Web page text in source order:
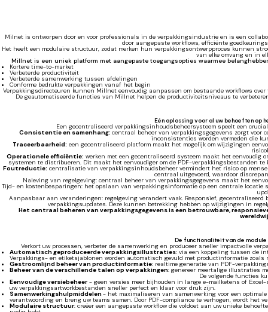
Milnet is ontworpen door en voor professionals in de verpakkingsindustrie en is een
door aangepaste workflows, efficiënte
Het heeft een modulaire structuur, zodat merken hun verpakkingsontwerpproces kunnen
van elke omvang en in
Millnet is een uniek platform met aangepaste toegangsopties waarmee
Kortere time-to-market
Verbeterde productiviteit
Verbeterde samenwerking tussen afdelingen
Conforme bedrukte verpakkingen vanaf het begin
Verpakkingsdirecteuren kunnen Millnet eenvoudig aanpassen om bestaande workflows
De geautomatiseerde functies van Millnet helpen de productiviteitsniveaus te
Eén oplossing voor al uw behoeften op
Een gecentraliseerd verpakkingsinhoudsbeheersysteem speelt een
Consistentie en samenhang: centraal beheer van verpakkingsgegevens zorgt voor
inconsistenties worden vermeden die
Traceerbaarheid: een gecentraliseerd platform maakt het mogelijk om wijzigingen
Operationele efficiëntie: werken met een gecentraliseerd systeem maakt het
systemen te distribueren. Dit maakt het eenvoudiger om de PDF-verpakkingsbestanden
Foutreductie: centralisatie van verpakkingsinhoudsbeheer vermindert het risico op
centraal uitgevoerd, waardoor
Naleving van regelgeving: centraal beheer van verpakkingsgegevens maakt het
Tijd- en kostenbesparingen: het opslaan van verpakkingsinformatie op een centrale
Aanpasbaar aan veranderingen: regelgeving verandert vaak. Responsief,
verpakkingsupdates. Deze kunnen betrekking hebben op wijzigingen in
Het centraal beheren van verpakkingsgegevens is een betrouwbare,
De functionaliteit van de
Verkort uw processen, verbeter de samenwerking en produceer sneller impactvolle
Automatisch geproduceerde verpakkingsillustraties: via een koppeling tussen de
Verpakkings- en etiketsjablonen worden automatisch gevuld met productinformatie zoals
Gestroomlijnd beheer van productinformatie: realtime generatie van PDF-
Beheer van de verschillende talen op verpakkingen: genereer meertalige illustraties
De volgende functies
Eenvoudige versiebeheer - geen versies meer bijhouden in lange e-mailketens of
uw verpakkingsartworkbestanden sneller perfect en klaar voor druk zijn.
Samenwerkingshulpmiddelen- het maximaliseren van samenwerking voor een
verantwoording en breng uw teams samen. Door PDF-compliance te verhogen, wordt het
Modulaire structuur: creëer een aangepaste workflow die voldoet aan uw unieke